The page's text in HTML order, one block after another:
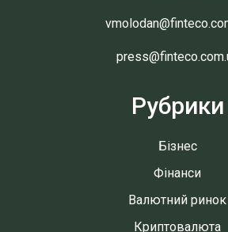
Рубрики
Бізнес
Фінанси
Валютний ринок
Криптовалюта